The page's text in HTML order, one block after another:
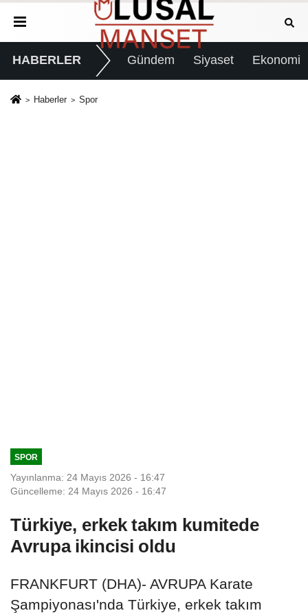
HABERLER Gündem Siyaset Ekonomi
Haberler Spor
SPOR
Yayınlanma: 24 Mayıs 2026 - 16:47
Güncelleme: 24 Mayıs 2026 - 16:47
Türkiye, erkek takım kumitede
Avrupa ikincisi oldu
FRANKFURT (DHA)- AVRUPA Karate
Şampiyonası'nda Türkiye, erkek takım